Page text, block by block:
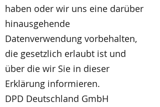
haben oder wir uns eine darüber
hinausgehende
Datenverwendung vorbehalten,
die gesetzlich erlaubt ist und
über die wir Sie in dieser
Erklärung informieren.
DPD Deutschland GmbH